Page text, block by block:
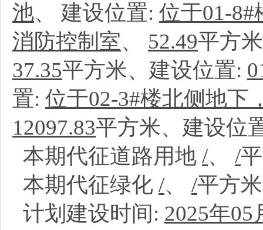
池、 建设位置: 位于01-
消防控制室、 52.49平方
37.35平方米、建设位置:
置: 位于02-3#楼北侧地下
12097.83平方米、建设位
本期代征道路用地 /、 /
本期代征绿化 /、 /平方
计划建设时间: 2025年05